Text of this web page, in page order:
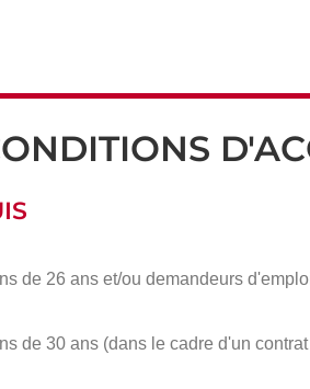
de 26 ans et/ou demandeurs
de 30 ans (dans le cadre d'un